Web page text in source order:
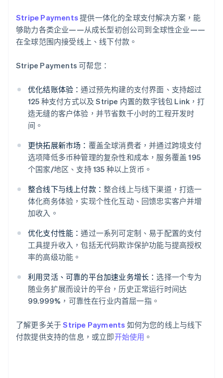
Stripe Payments提供一体化的全球支付解决方案，能
够助力各类企业——从成长型初创公司到全球性企业——
在全球范围内接受线上、线下付款。
Stripe Payments 可帮您：
优化结账体验：通过预先构建的支付界面、支持超过
125 种支付方式以及 Stripe 内置的数字钱包 Link，打
造无缝的客户体验，并节省数千小时的工程开发时
间。
更快拓展新市场： 覆盖全球消费者，并通过跨境支付
选项降低多币种管理的复杂性和成本，服务覆盖 195
个国家/地区、支持 135 种以上货币。
整合线下与线上付款： 整合线上与线下渠道，打造一
体化商务体验，实现个性化互动、回馈忠实客户并增
加收入。
优化支付性能：通过一系列可定制、易于配置的支付
工具提升收入，包括无代码欺诈保护功能与提高授权
率的高级功能。
利用灵活、可靠的平台加速业务增长：选择一个专为
随业务扩展而设计的平台，历史正常运行时间达
99.999%，可靠性在行业内首屈一指。
了解更多关于Stripe Payments 如何为您的线上与线下
付款提供支持的信息，或立即开始使用 。
阿联酋
爱尔兰
English
爱沙尼亚
English
奥地利
DeutschEnglish
澳大利亚
English
Português English
保加利亚
English